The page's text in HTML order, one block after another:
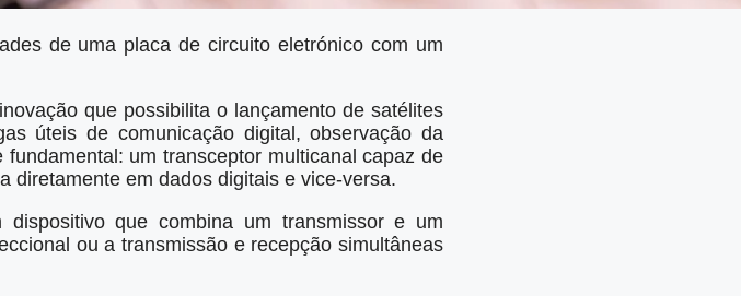
de uma placa de circuito eletrónico com um
que possibilita o lançamento de satélites
úteis de comunicação digital, observação da
um transceptor multicanal capaz de
diretamente em dados digitais e vice-versa.
que combina um transmissor e um
ou a transmissão e recepção simultâneas